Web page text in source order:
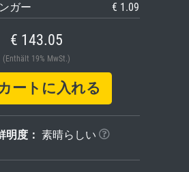
ガー
€ 1.09
€ 143.05
(Enthält 19% MwSt.)
ートに入れる
明度： 素晴らしい